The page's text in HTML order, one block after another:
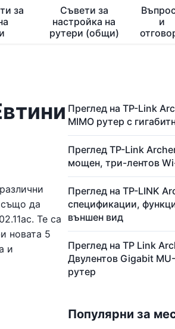
за
Съвети за
настройка на
рутери (общи)
и
също да
Те са
новата 5
и
Преглед на TP-Link
MIMO рутер с
Преглед TP-Link
мощен, три-лентов
Преглед на TP-LINK
спецификации,
външен вид
Преглед на TP Link
Двулентов Gigabit
рутер
Популярни за